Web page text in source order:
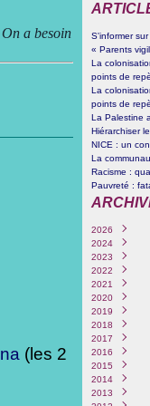
a besoin
(les 2
S'informer
« Parents
La
points de
La
points de
La Palestine
Hiérarchiser
NICE : un
La
Racisme :
Pauvreté :
2026
Juin
2024
Octobre
Septembre
Juin
Mars
Février
Janvier
2023
Décembre
Novembre
Mars
Février
Janvier
2022
Décembre
Septembre
Août
Juillet
Juin
Mai(4)
Février
2021
Décembre
Novembre
Octobre
Septembre
Juin
Mai(1)
Avril
Mars
2020
Décembre
Novembre
Octobre
Septembre
Août
Juillet
Juin
2019
Octobre
Septembre
Août
Juillet
Juin
Mai(1)
2018
Novembre
Août
Juillet
Juin
Avril
2017
Décembre
Novembre
Octobre
Juillet
2016
Décembre
Novembre
Octobre
2015
Décembre
Novembre
2014
Décembre
2013